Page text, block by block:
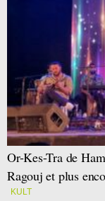
Or-Kes-Tra de
Ragouj et plus
KULT